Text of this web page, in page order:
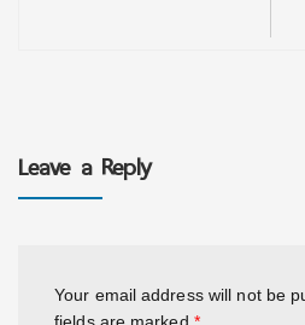
Leave a Reply
Your email address will not be
fields are marked *